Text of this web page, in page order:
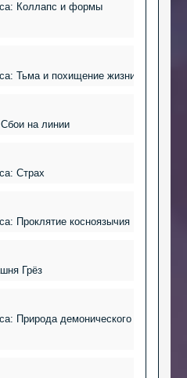
Коллапс и формы
Тьма и похищение жизни
на линии
Страх
Проклятие косноязычия
Грёз
Природа демонического